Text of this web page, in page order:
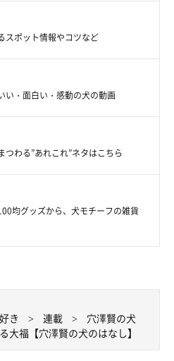
スポット情報やコツなど
い・面白い・感動の犬の動画
わる”あれこれ”ネタはこちら
均グッズから、犬モチーフの雑貨
き 連載
穴澤賢の犬
大福【穴澤賢の犬のはなし】